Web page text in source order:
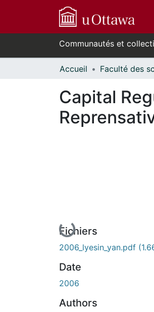
Communautés et
Accueil
Capital
En cours de
Fichiers
2006_lyesin_yan.pdf
Date
2006
Authors